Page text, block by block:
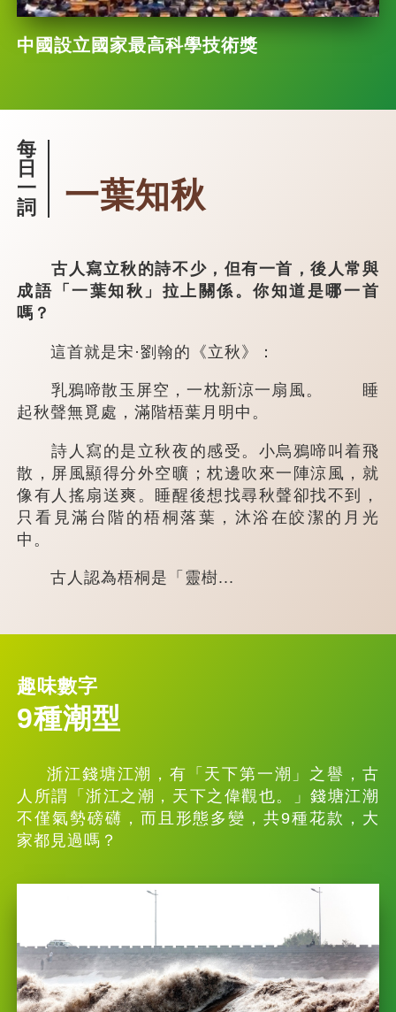
中國設立國家最高科學技術獎
每
日
一
詞
一葉知秋
古人寫立秋的詩不少，但有一首，後人常與
成語「一葉知秋」拉上關係。你知道是哪一首
嗎？
這首就是宋·劉翰的《立秋》：
乳鴉啼散玉屏空，一枕新涼一扇風。 睡
起秋聲無覓處，滿階梧葉月明中。
詩人寫的是立秋夜的感受。小烏鴉啼叫着飛
散，屏風顯得分外空曠；枕邊吹來一陣涼風，就
像有人搖扇送爽。睡醒後想找尋秋聲卻找不到，
只看見滿台階的梧桐落葉，沐浴在皎潔的月光
中。
古人認為梧桐是「靈樹...
趣味數字
9種潮型
浙江錢塘江潮，有「天下第一潮」之譽，古
人所謂「浙江之潮，天下之偉觀也。」錢塘江潮
不僅氣勢磅礴，而且形態多變，共9種花款，大
家都見過嗎？